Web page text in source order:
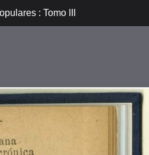
: Tomo III